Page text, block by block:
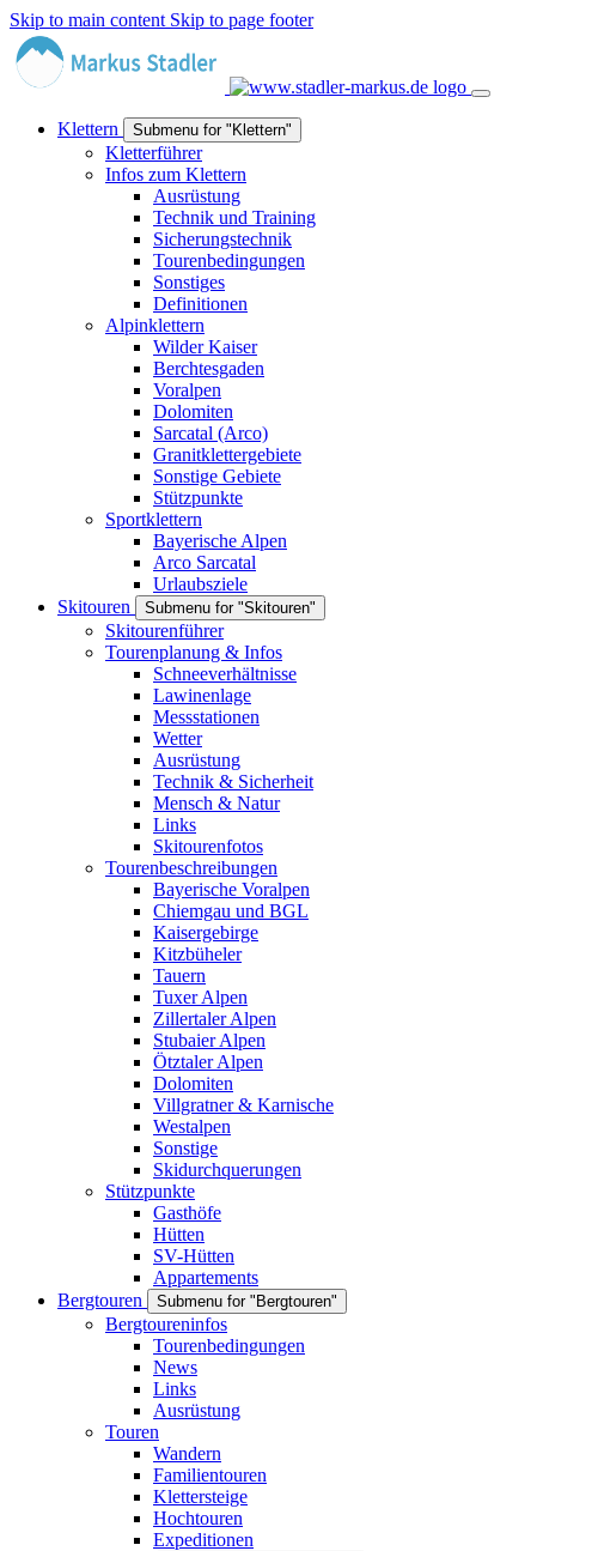
Skip to main content Skip to page footer
Klettern Submenu for "Klettern"
Kletterführer
Infos zum Klettern
Ausrüstung
Technik und Training
Sicherungstechnik
Tourenbedingungen
Sonstiges
Definitionen
Alpinklettern
Wilder Kaiser
Berchtesgaden
Voralpen
Dolomiten
Sarcatal (Arco)
Granitklettergebiete
Sonstige Gebiete
Stützpunkte
Sportklettern
Bayerische Alpen
Arco Sarcatal
Urlaubsziele
Skitouren
Submenu for "Skitouren"
Skitourenführer
Tourenplanung & Infos
Schneeverhältnisse
Lawinenlage
Messstationen
Wetter
Ausrüstung
Technik & Sicherheit
Mensch & Natur
Links
Skitourenfotos
Tourenbeschreibungen
Bayerische Voralpen
Chiemgau und BGL
Kaisergebirge
Kitzbüheler
Tauern
Tuxer Alpen
Zillertaler Alpen
Stubaier Alpen
Ötztaler Alpen
Dolomiten
Villgratner & Karnische
Westalpen
Sonstige
Skidurchquerungen
Stützpunkte
Gasthöfe
Hütten
SV-Hütten
Appartements
Bergtouren
Submenu for "Bergtouren"
Bergtoureninfos
Tourenbedingungen
News
Links
Ausrüstung
Touren
Wandern
Familientouren
Klettersteige
Hochtouren
Expeditionen